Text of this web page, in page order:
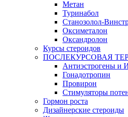
Метан
Туринабол
Станозолол-
Оксиметалон
Оксандролон
Курсы стероидов
ПОСЛЕКУРСОВАЯ
Антиэстрогены и
Гонадотропин
Провирон
Стимуляторы
Гормон роста
Дизайнерские стероиды